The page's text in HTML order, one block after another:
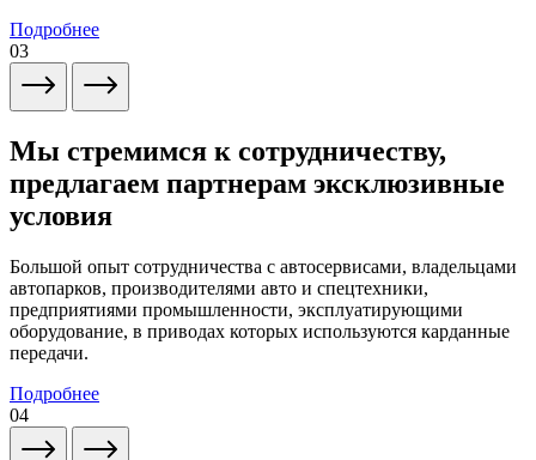
Подробнее
03
Мы стремимся к сотрудничеству,
предлагаем партнерам эксклюзивные
условия
Большой опыт сотрудничества с автосервисами, владельцами
автопарков, производителями авто и спецтехники,
предприятиями промышленности, эксплуатирующими
оборудование, в приводах которых используются карданные
передачи.
Подробнее
04